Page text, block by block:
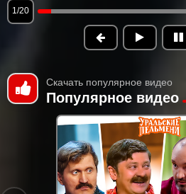
1/20
Скачать популярное видео
Популярное видео